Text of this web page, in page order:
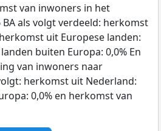
van inwoners in het
als volgt verdeeld: herkomst
uit Europese landen:
buiten Europa: 0,0% En
van inwoners naar
herkomst uit Nederland:
0,0% en herkomst van